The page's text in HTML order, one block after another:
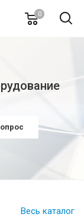
0
Весь каталог